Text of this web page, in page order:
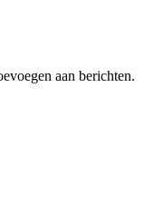
aan berichten.